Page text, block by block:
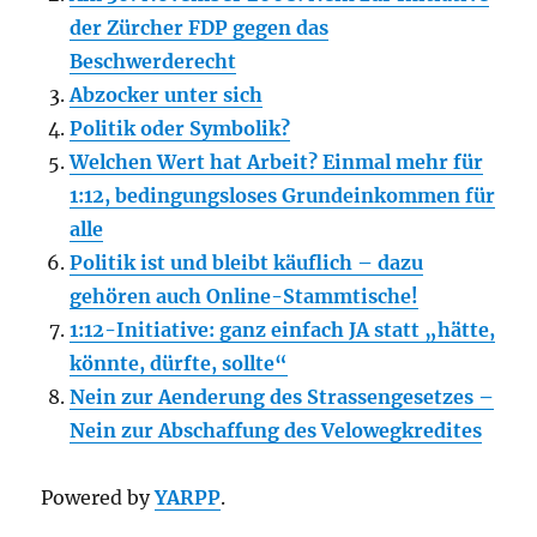
der Zürcher FDP gegen das
Beschwerderecht
Abzocker unter sich
Politik oder Symbolik?
Welchen Wert hat Arbeit? Einmal mehr für
1:12, bedingungsloses Grundeinkommen für
alle
Politik ist und bleibt käuflich – dazu
gehören auch Online-Stammtische!
1:12-Initiative: ganz einfach JA statt „hätte,
könnte, dürfte, sollte“
Nein zur Aenderung des Strassengesetzes –
Nein zur Abschaffung des Velowegkredites
Powered byYARPP.